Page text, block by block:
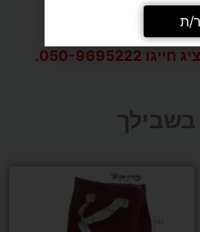
חייגו 050-9695222
.
ת